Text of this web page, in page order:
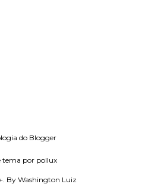
do Blogger
tema por pollux
By Washington Luiz